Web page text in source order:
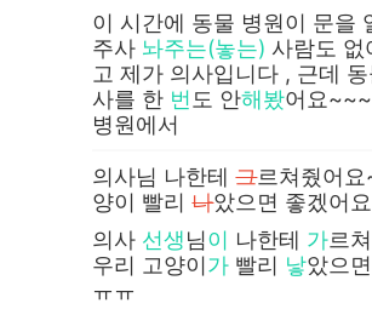
이 시간에 동물 병원이 문을
주사 놔주는(놓는) 사람도 없
고 제가 의사입니다 , 근데
사를 한 번도 안해봤어요
병원에서
의사님 나한테그르쳐줬어
양이 빨리나았으면 좋겠어
의사 선생님이 나한테 가르
우리 고양이가 빨리 낳았으
ㅠㅠ